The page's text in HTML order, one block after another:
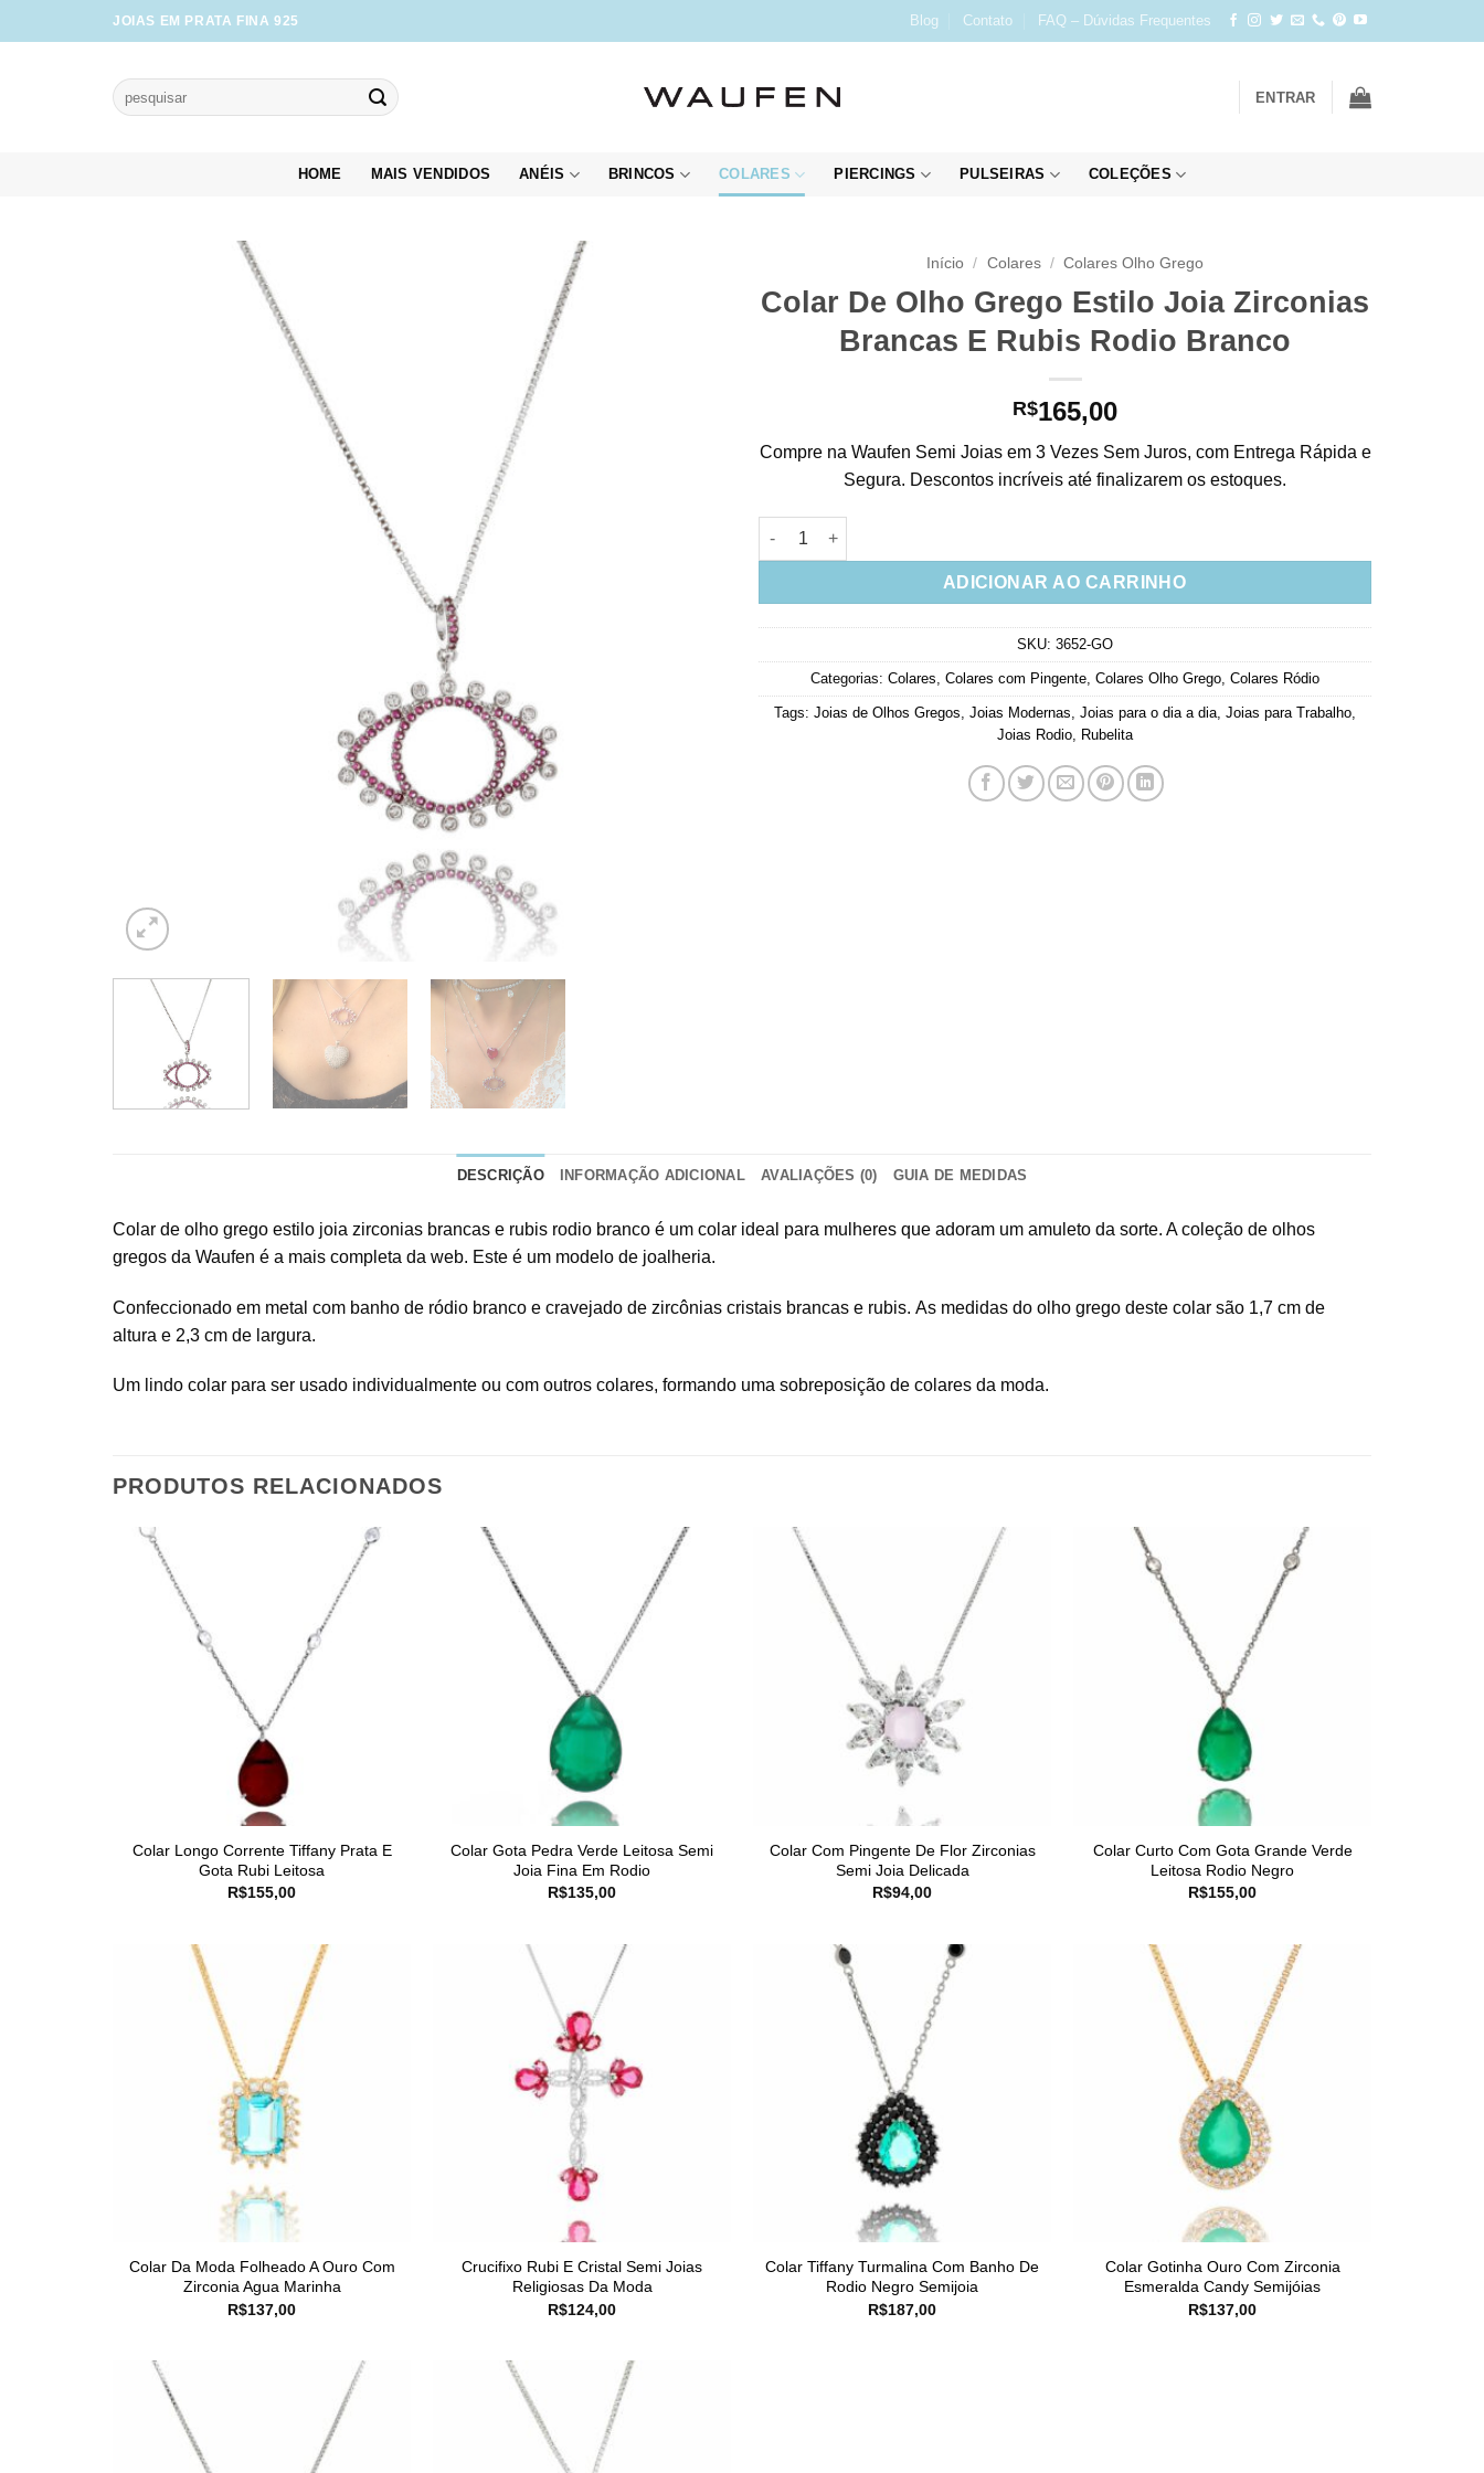
to
JOIAS EM PRATA FINA 925 Blog Contato FAQ – Dúvidas Frequentes
Pesquisar
por:
ENTRAR
HOME MAIS VENDIDOS ANÉIS BRINCOS COLARES PIERCINGS PULSEIRAS COLEÇÕES
Início / Colares / Colares Olho Grego
Colar De Olho Grego Estilo Joia Zirconias
Brancas E Rubis Rodio Branco
R$165,00
Compre na Waufen Semi Joias em 3 Vezes Sem Juros, com Entrega Rápida e
Segura. Descontos incríveis até finalizarem os estoques.
Colar De Olho Grego Estilo Joia Zirconias Brancas E Rubis Rodio Branco quantidade
ADICIONAR AO CARRINHO
SKU: 3652-GO
Categorias: Colares Colares com Pingente Colares Olho Grego Colares Ródio
Tags: Joias de Olhos Gregos Joias Modernas Joias para o dia a dia Joias para Trabalho
Joias Rodio Rubelita
DESCRIÇÃO INFORMAÇÃO ADICIONAL AVALIAÇÕES (0) GUIA DE MEDIDAS
Colar de olho grego estilo joia zirconias brancas e rubis rodio branco é um colar ideal para mulheres que adoram um amuleto da sorte. A coleção de olhos
gregos da Waufen é a mais completa da web. Este é um modelo de joalheria.
Confeccionado em metal com banho de ródio branco e cravejado de zircônias cristais brancas e rubis. As medidas do olho grego deste colar são 1,7 cm de
altura e 2,3 cm de largura.
Um lindo colar para ser usado individualmente ou com outros colares, formando uma sobreposição de colares da moda.
PRODUTOS RELACIONADOS
Colar Longo Corrente Tiffany Prata E
Gota Rubi Leitosa
R$155,00
Colar Gota Pedra Verde Leitosa Semi
Joia Fina Em Rodio
R$135,00
Colar Com Pingente De Flor Zirconias
Semi Joia Delicada
R$94,00
Colar Curto Com Gota Grande Verde
Leitosa Rodio Negro
R$155,00
Colar Da Moda Folheado A Ouro Com
Zirconia Agua Marinha
R$137,00
Crucifixo Rubi E Cristal Semi Joias
Religiosas Da Moda
R$124,00
Colar Tiffany Turmalina Com Banho De
Rodio Negro Semijoia
R$187,00
Colar Gotinha Ouro Com Zirconia
Esmeralda Candy Semijóias
R$137,00